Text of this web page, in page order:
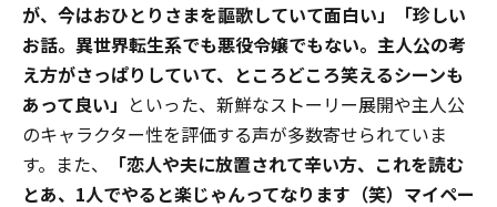
が、今はおひとりさまを謳歌していて面白い」「珍しい
お話。異世界転生系でも悪役令嬢でもない。主人公の考
え方がさっぱりしていて、ところどころ笑えるシーンも
あって良い」 といった、新鮮なストーリー展開や主人公
のキャラクター性を評価する声が多数寄せられていま
す。また、
「恋人や夫に放置されて辛い方、これを読む
とあ、1人でやると楽じゃんってなります（笑）マイペー